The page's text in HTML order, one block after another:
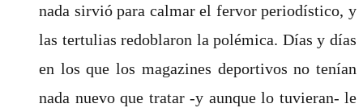
nada sirvió para calmar el fervor periodístico, y
las tertulias redoblaron la polémica. Días y días
en los que los magazines deportivos no tenían
nada nuevo que tratar -y aunque lo tuvieran- le